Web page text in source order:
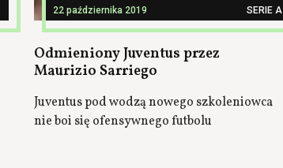
22 października 2019 SERIE A
Odmieniony Juventus przez
Maurizio Sarriego
Juventus pod wodzą nowego szkoleniowca
nie boi się ofensywnego futbolu